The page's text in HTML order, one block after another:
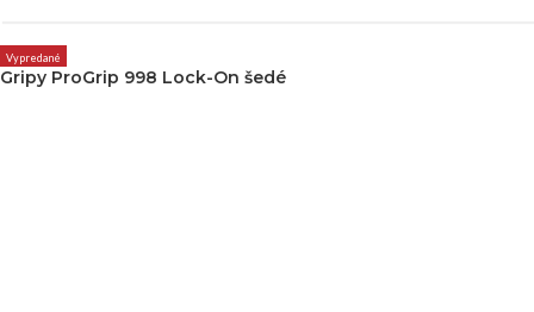
Vypredané
Gripy ProGrip 998 Lock-On šedé